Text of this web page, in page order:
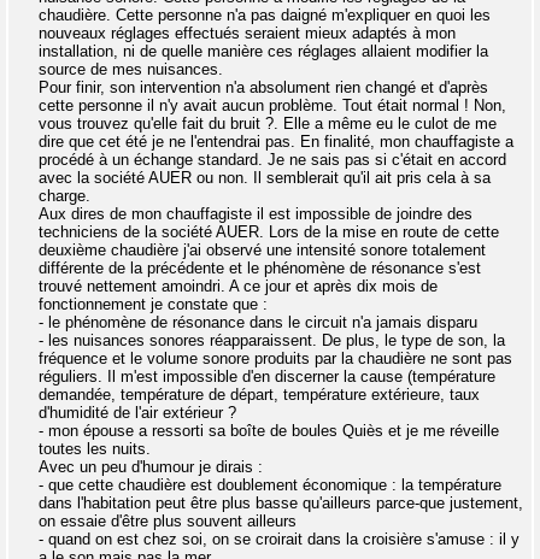
chaudière. Cette personne n'a pas daigné m'expliquer en quoi les
nouveaux réglages effectués seraient mieux adaptés à mon
installation, ni de quelle manière ces réglages allaient modifier la
source de mes nuisances.
Pour finir, son intervention n'a absolument rien changé et d'après
cette personne il n'y avait aucun problème. Tout était normal ! Non,
vous trouvez qu'elle fait du bruit ?. Elle a même eu le culot de me
dire que cet été je ne l'entendrai pas. En finalité, mon chauffagiste a
procédé à un échange standard. Je ne sais pas si c'était en accord
avec la société AUER ou non. Il semblerait qu'il ait pris cela à sa
charge.
Aux dires de mon chauffagiste il est impossible de joindre des
techniciens de la société AUER. Lors de la mise en route de cette
deuxième chaudière j'ai observé une intensité sonore totalement
différente de la précédente et le phénomène de résonance s'est
trouvé nettement amoindri. A ce jour et après dix mois de
fonctionnement je constate que :
- le phénomène de résonance dans le circuit n'a jamais disparu
- les nuisances sonores réapparaissent. De plus, le type de son, la
fréquence et le volume sonore produits par la chaudière ne sont pas
réguliers. Il m'est impossible d'en discerner la cause (température
demandée, température de départ, température extérieure, taux
d'humidité de l'air extérieur ?
- mon épouse a ressorti sa boîte de boules Quiès et je me réveille
toutes les nuits.
Avec un peu d'humour je dirais :
- que cette chaudière est doublement économique : la température
dans l'habitation peut être plus basse qu'ailleurs parce-que justement,
on essaie d'être plus souvent ailleurs
- quand on est chez soi, on se croirait dans la croisière s'amuse : il y